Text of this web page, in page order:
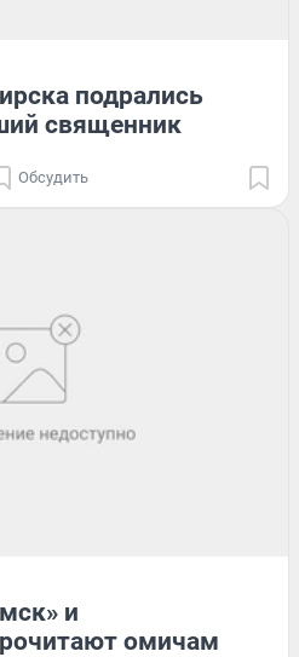
подрались
священник
Обсудить
и
омичам